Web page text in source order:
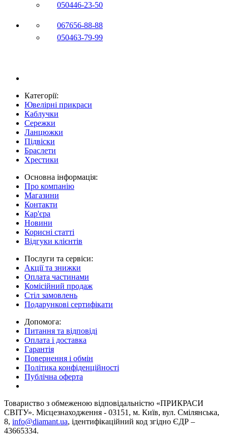
050446-23-50
067656-88-88
050463-79-99
Категорії:
Ювелірні прикраси
Каблучки
Сережки
Ланцюжки
Підвіски
Браслети
Хрестики
Основна інформація:
Про компанію
Магазини
Контакти
Кар'єра
Новини
Корисні статті
Відгуки клієнтів
Послуги та сервіси:
Акції та знижки
Оплата частинами
Комісійний продаж
Стіл замовлень
Подарункові сертифікати
Допомога:
Питання та відповіді
Оплата і доставка
Гарантія
Повернення і обмін
Політика конфіденційності
Публічна оферта
Товариство з обмеженою вiдповiдальнiстю «ПРИКРАСИ
СВІТУ». Місцезнаходження - 03151, м. Київ, вул. Смілянська,
8, info@diamant.ua, ідентифікаційний код згідно ЄДР –
43665334.